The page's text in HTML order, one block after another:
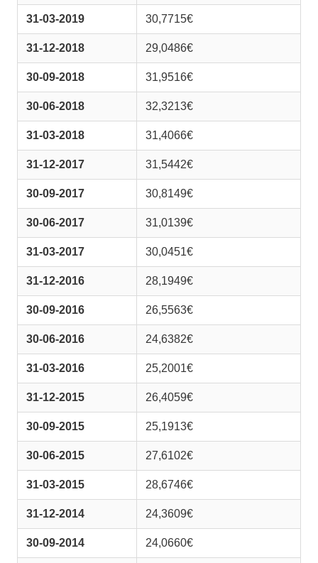
31-03-2019 30,7715€
31-12-2018 29,0486€
30-09-2018 31,9516€
30-06-2018 32,3213€
31-03-2018 31,4066€
31-12-2017 31,5442€
30-09-2017 30,8149€
30-06-2017 31,0139€
31-03-2017 30,0451€
31-12-2016 28,1949€
30-09-2016 26,5563€
30-06-2016 24,6382€
31-03-2016 25,2001€
31-12-2015 26,4059€
30-09-2015 25,1913€
30-06-2015 27,6102€
31-03-2015 28,6746€
31-12-2014 24,3609€
30-09-2014 24,0660€